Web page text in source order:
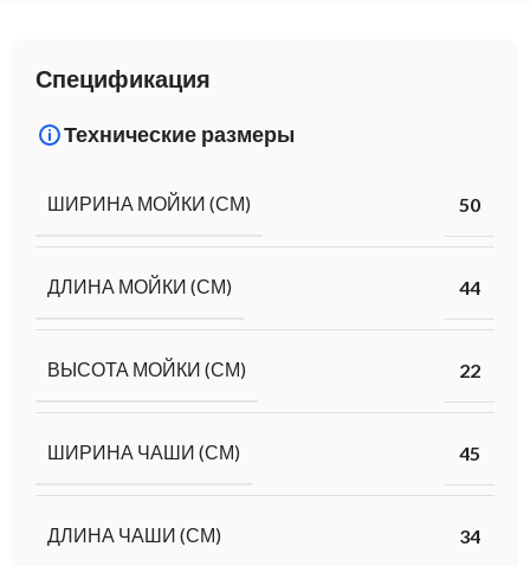
Спецификация
Технические размеры
ШИРИНА МОЙКИ (СМ) 50
ДЛИНА МОЙКИ (СМ) 44
ВЫСОТА МОЙКИ (СМ) 22
ШИРИНА ЧАШИ (СМ) 45
ДЛИНА ЧАШИ (СМ) 34